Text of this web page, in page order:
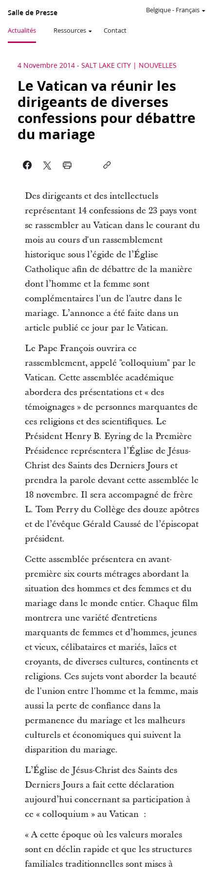
Salle de Presse
Actualités Ressources Contact
Belgique- Français
4 Novembre 2014 - SALT LAKE CITY NOUVELLES
Le Vatican va réunir les
dirigeants de diverses
confessions pour débattre
du mariage
Des dirigeants et des intellectuels
représentant 14 confessions de 23 pays vont
se rassembler au Vatican dans le courant du
mois au cours d'un rassemblement
historique sous l’égide de l’Église
Catholique afin de débattre de la manière
dont l’homme et la femme sont
complémentaires l'un de l'autre dans le
mariage. L’annonce a été faite dans un
article publié ce jour par le Vatican.
Le Pape François ouvrira ce
rassemblement, appelé "colloquium" par le
Vatican. Cette assemblée académique
abordera des présentations et « des
témoignages » de personnes marquantes de
ces religions et des scientifiques. Le
Président Henry B. Eyring de la Première
Présidence représentera l’Église de Jésus-
Christ des Saints des Derniers Jours et
prendra la parole devant cette assemblée le
18 novembre. Il sera accompagné de frère
L. Tom Perry du Collège des douze apôtres
et de l’évêque Gérald Caussé de l’épiscopat
président.
Cette assemblée présentera en avant-
première six courts métrages abordant la
situation des hommes et des femmes et du
mariage dans le monde entier. Chaque film
montrera une variété d'entretiens
marquants de femmes et d’hommes, jeunes
et vieux, célibataires et mariés, laïcs et
croyants, de diverses cultures, continents et
religions. Ces sujets vont aborder la beauté
de l'union entre l'homme et la femme, mais
aussi la perte de confiance dans la
permanence du mariage et les malheurs
culturels et économiques qui suivent la
disparition du mariage.
L’Église de Jésus-Christ des Saints des
Derniers Jours a fait cette déclaration
aujourd’hui concernant sa participation à
ce « colloquium » au Vatican :
« A cette époque où les valeurs morales
sont en déclin rapide et que les structures
familiales traditionnelles sont mises à